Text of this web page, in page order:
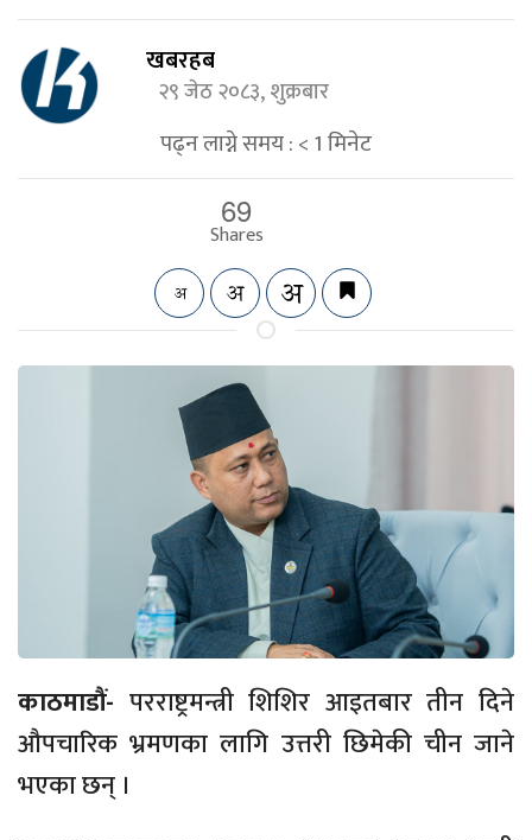
खबरहब
२९ जेठ २०८३, शुक्रबार
पढ्न लाग्ने समय :< 1मिनेट
69
Shares
काठमाडौं- परराष्ट्रमन्त्री शिशिर आइतबार तीन दिने
औपचारिक भ्रमणका लागि उत्तरी छिमेकी चीन जाने
भएका छन् ।